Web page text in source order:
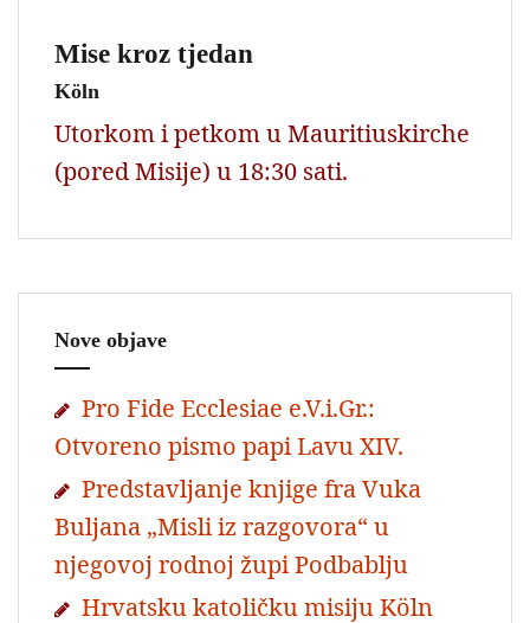
Mise kroz tjedan
Köln
Utorkom i petkom u Mauritiuskirche
(pored Misije) u 18:30 sati.
Nove objave
Pro Fide Ecclesiae e.V.i.Gr.:
Otvoreno pismo papi Lavu XIV.
Predstavljanje knjige fra Vuka
Buljana „Misli iz razgovora“ u
njegovoj rodnoj župi Podbablju
Hrvatsku katoličku misiju Köln